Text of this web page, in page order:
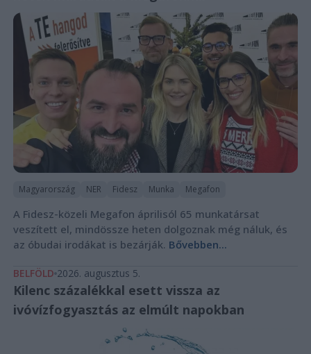
Magyarország NER Fidesz Munka Megafon
A Fidesz-közeli Megafon áprilisól 65 munkatársat
veszített el, mindössze heten dolgoznak még náluk, és
az óbudai irodákat is bezárják. Bővebben...
BELFÖLD 2026. augusztus 5.
Kilenc százalékkal esett vissza az
ivóvízfogyasztás az elmúlt napokban